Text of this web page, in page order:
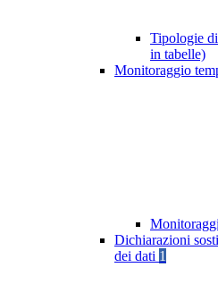
Tipologie
in tabelle)
Monitoraggio
Dichiarazioni
dei dati 1